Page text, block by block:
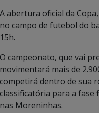
A abertura oficial da
no campo de futebol do
15h.
O campeonato, que vai
movimentará mais de
competirá dentro de sua
classificatória para a fase
nas Moreninhas.